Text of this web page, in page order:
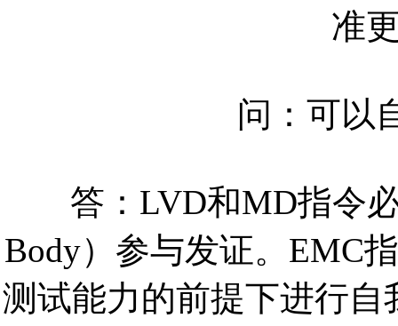
准
问：可以
答：LVD和MD指令
Body）参与发证。EMC
测试能力的前提下进行